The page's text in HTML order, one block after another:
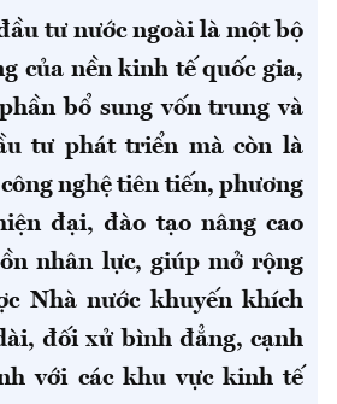
tư nước ngoài là một bộ
của nền kinh tế quốc gia,
bổ sung vốn trung và
tư phát triển mà còn là
nghệ tiên tiến, phương
đại, đào tạo nâng cao
nhân lực, giúp mở rộng
Nhà nước khuyến khích
đối xử bình đẳng, cạnh
với các khu vực kinh tế